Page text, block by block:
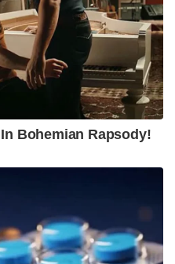
ഇതിൽ ഏറിയ
മണ്ണിൽ തന്നെയാണ്
നമ്മുടെ സാമ്പത്തിക
യുദ്ധം
വിദേശനാണ്യം
സ്വർണ്ണാഭരണ
നരേന്ദ്ര മോദി
1991-ലെ ഗൾഫ് യുദ്ധം
ഇന്നത്തെ ആഗോള
സജ്ജമാണെന്നും
പ്രധാനമന്ത്രി